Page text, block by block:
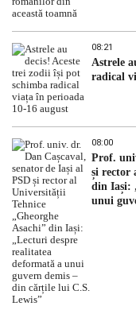
08:21
Astrele
radical
08:00
Prof.
și rector
din Iași:
unui